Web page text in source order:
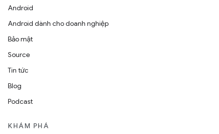
Android
Android dành cho doanh nghiệp
Bảo mật
Source
Tin tức
Blog
Podcast
KHÁM PHÁ